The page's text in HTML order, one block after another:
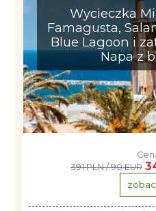
Wycieczka
Famagusta,
Blue Lagoon i
Napa z
391 PLN / 90 EUR